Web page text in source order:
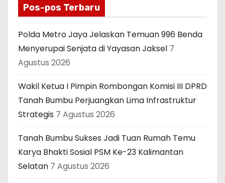
Pos-pos Terbaru
Polda Metro Jaya Jelaskan Temuan 996 Benda
Menyerupai Senjata di Yayasan Jaksel 7
Agustus 2026
Wakil Ketua I Pimpin Rombongan Komisi III DPRD
Tanah Bumbu Perjuangkan Lima Infrastruktur
Strategis 7 Agustus 2026
Tanah Bumbu Sukses Jadi Tuan Rumah Temu
Karya Bhakti Sosial PSM Ke-23 Kalimantan
Selatan 7 Agustus 2026